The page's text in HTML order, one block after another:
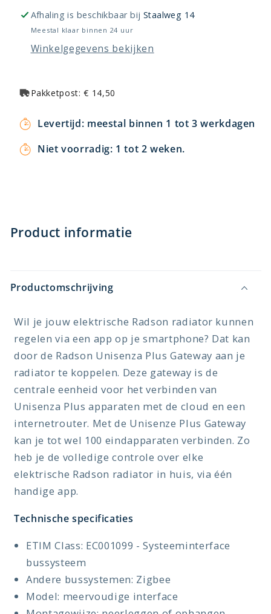
Gateway
Gateway
Afhaling is beschikbaar bij Staalweg 14
Meestal klaar binnen 24 uur
Winkelgegevens bekijken
Pakketpost: € 14,50
Levertijd: meestal binnen 1 tot 3 werkdagen
Niet voorradig: 1 tot 2 weken.
Product informatie
Productomschrijving
Wil je jouw elektrische Radson radiator kunnen
regelen via een app op je smartphone? Dat kan
door de Radson Unisenza Plus Gateway aan je
radiator te koppelen. Deze gateway is de
centrale eenheid voor het verbinden van
Unisenza Plus apparaten met de cloud en een
internetrouter. Met de Unisenze Plus Gateway
kan je tot wel 100 eindapparaten verbinden. Zo
heb je de volledige controle over elke
elektrische Radson radiator in huis, via één
handige app.
Technische specificaties
ETIM Class: EC001099 - Systeeminterface
bussysteem
Andere bussystemen: Zigbee
Model: meervoudige interface